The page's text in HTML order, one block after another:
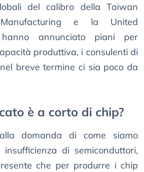
del calibro della Taiwan
Manufacturing e la United
hanno annunciato piani per
produttiva, i consulenti di
breve termine ci sia poco da
è a corto di chip?
domanda di come siamo
di semiconduttori,
che per produrre i chip